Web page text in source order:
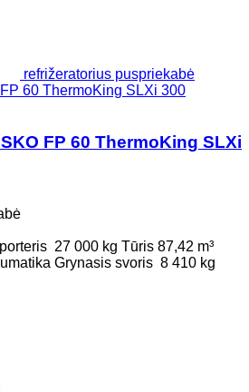
refrižeratorius puspriekabė
60 ThermoKing SLXi 300
FP 60 ThermoKing SLXi
27 000 kg Tūris 87,42 m³
Grynasis svoris 8 410 kg